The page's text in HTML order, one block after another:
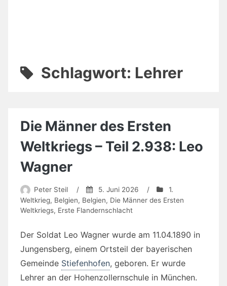
Schlagwort: Lehrer
Die Männer des Ersten
Weltkriegs – Teil 2.938: Leo
Wagner
Peter Steil / 5. Juni 2026 /
1.
Weltkrieg, Belgien, Belgien, Die Männer des Ersten
Weltkriegs, Erste Flandernschlacht
Der Soldat Leo Wagner wurde am 11.04.1890 in
Jungensberg, einem Ortsteil der bayerischen
Gemeinde Stiefenhofen, geboren. Er wurde
Lehrer an der Hohenzollernschule in München.